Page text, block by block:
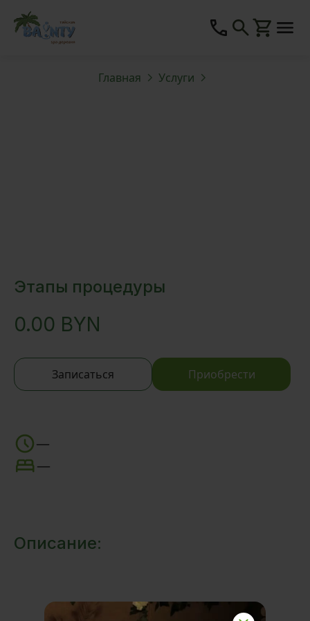
Главная Услуги
Этапы процедуры
0.00 BYN
Записаться Приобрести
—
—
Описание: